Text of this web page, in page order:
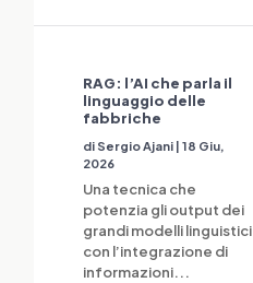
RAG: l’AI che parla il
linguaggio delle
fabbriche
di Sergio Ajani| 18 Giu,
2026
Una tecnica che
potenzia gli output dei
grandi modelli linguistici
con l’integrazione di
informazioni...